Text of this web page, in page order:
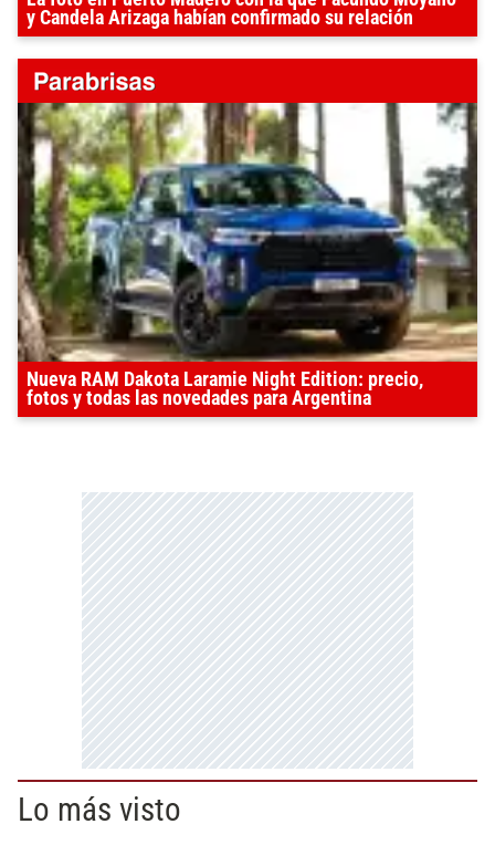
y Candela Arizaga habían confirmado su relación
Nueva RAM Dakota Laramie Night Edition: precio,
fotos y todas las novedades para Argentina
Lo más visto